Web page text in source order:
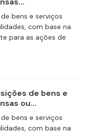
bens e serviços
com base na
para as ações de
de bens e
ou...
bens e serviços
com base na